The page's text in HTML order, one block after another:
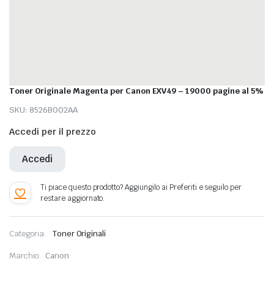
Toner Originale Magenta per Canon EXV49 – 19000 pagine al 5%
SKU: 8526B002AA
Accedi per il prezzo
Accedi
Categoria: Toner Originali
Marchio: Canon